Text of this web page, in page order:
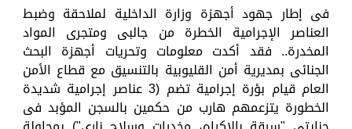
فى إطار جهود أجهزة وزارة الداخلية لملاحقة وضبط
العناصر الإجرامية الخطرة من جالبى ومتجرى المواد
المخدرة.. فقد أكدت معلومات وتحريات أجهزة البحث
الجنائى بمديرية أمن القليوبية بالتنسيق مع قطاع الأمن
العام قيام بؤرة إجرامية تضم (3 عناصر إجرامية شديدة
الخطورة يتزعمهم هارب من حكمين بالسجن المؤبد فى